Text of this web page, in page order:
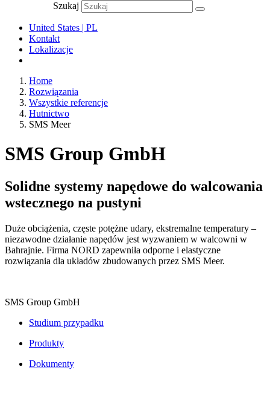
Szukaj
United States | PL
Kontakt
Lokalizacje
Home
Rozwiązania
Wszystkie referencje
Hutnictwo
SMS Meer
SMS Group GmbH
Solidne systemy napędowe do walcowania
wstecznego na pustyni
Duże obciążenia, częste potężne udary, ekstremalne temperatury –
niezawodne działanie napędów jest wyzwaniem w walcowni w
Bahrajnie. Firma NORD zapewniła odporne i elastyczne
rozwiązania dla układów zbudowanych przez SMS Meer.
SMS Group GmbH
Studium przypadku
Produkty
Dokumenty